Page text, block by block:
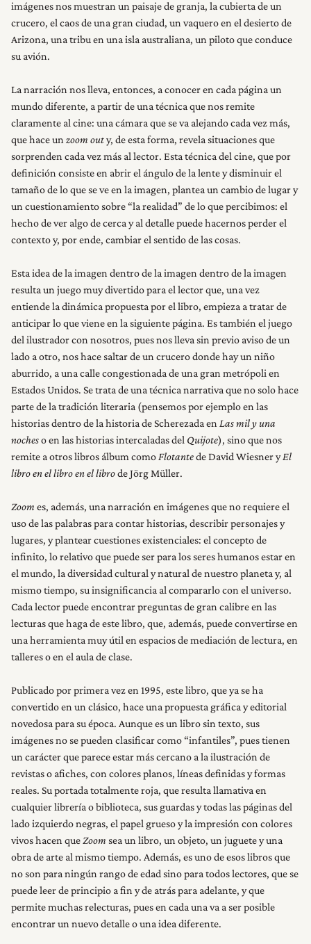
imágenes nos muestran un paisaje de granja, la cubierta de un
crucero, el caos de una gran ciudad, un vaquero en el desierto de
Arizona, una tribu en una isla australiana, un piloto que conduce
su avión.
La narración nos lleva, entonces, a conocer en cada página un
mundo diferente, a partir de una técnica que nos remite
claramente al cine: una cámara que se va alejando cada vez más,
que hace un zoom outy, de esta forma, revela situaciones que
sorprenden cada vez más al lector. Esta técnica del cine, que por
definición consiste en abrir el ángulo de la lente y disminuir el
tamaño de lo que se ve en la imagen, plantea un cambio de lugar y
un cuestionamiento sobre “la realidad” de lo que percibimos: el
hecho de ver algo de cerca y al detalle puede hacernos perder el
contexto y, por ende, cambiar el sentido de las cosas.
Esta idea de la imagen dentro de la imagen dentro de la imagen
resulta un juego muy divertido para el lector que, una vez
entiende la dinámica propuesta por el libro, empieza a tratar de
anticipar lo que viene en la siguiente página. Es también el juego
del ilustrador con nosotros, pues nos lleva sin previo aviso de un
lado a otro, nos hace saltar de un crucero donde hay un niño
aburrido, a una calle congestionada de una gran metrópoli en
Estados Unidos. Se trata de una técnica narrativa que no solo hace
parte de la tradición literaria (pensemos por ejemplo en las
historias dentro de la historia de Scherezada en Las mil y una
nocheso en las historias intercaladas del Quijote), sino que nos
remite a otros libros álbum como Flotantede David Wiesner yEl
libro en el libro en el librode Jörg Müller.
Zoom es, además, una narración en imágenes que no requiere el
uso de las palabras para contar historias, describir personajes y
lugares, y plantear cuestiones existenciales: el concepto de
infinito, lo relativo que puede ser para los seres humanos estar en
el mundo, la diversidad cultural y natural de nuestro planeta y, al
mismo tiempo, su insignificancia al compararlo con el universo.
Cada lector puede encontrar preguntas de gran calibre en las
lecturas que haga de este libro, que, además, puede convertirse en
una herramienta muy útil en espacios de mediación de lectura, en
talleres o en el aula de clase.
Publicado por primera vez en 1995, este libro, que ya se ha
convertido en un clásico, hace una propuesta gráfica y editorial
novedosa para su época. Aunque es un libro sin texto, sus
imágenes no se pueden clasificar como “infantiles”, pues tienen
un carácter que parece estar más cercano a la ilustración de
revistas o afiches, con colores planos, líneas definidas y formas
reales. Su portada totalmente roja, que resulta llamativa en
cualquier librería o biblioteca, sus guardas y todas las páginas del
lado izquierdo negras, el papel grueso y la impresión con colores
vivos hacen que Zoom sea un libro, un objeto, un juguete y una
obra de arte al mismo tiempo. Además, es uno de esos libros que
no son para ningún rango de edad sino para todos lectores, que se
puede leer de principio a fin y de atrás para adelante, y que
permite muchas relecturas, pues en cada una va a ser posible
encontrar un nuevo detalle o una idea diferente.